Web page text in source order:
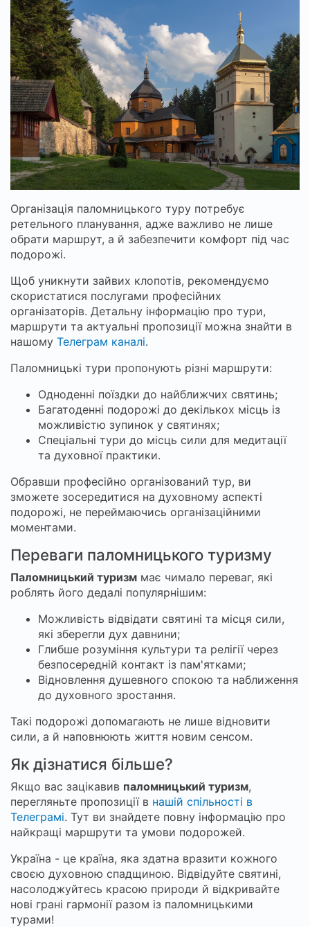
Організація паломницького туру потребує
ретельного планування, адже важливо не лише
обрати маршрут, а й забезпечити комфорт під час
подорожі.
Щоб уникнути зайвих клопотів, рекомендуємо
скористатися послугами професійних
організаторів. Детальну інформацію про тури,
маршрути та актуальні пропозиції можна знайти в
нашому Телеграм каналі.
Паломницькі тури пропонують різні маршрути:
Одноденні поїздки до найближчих святинь;
Багатоденні подорожі до декількох місць із
можливістю зупинок у святинях;
Спеціальні тури до місць сили для медитації
та духовної практики.
Обравши професійно організований тур, ви
зможете зосередитися на духовному аспекті
подорожі, не переймаючись організаційними
моментами.
Переваги паломницького туризму
Паломницький туризм має чимало переваг, які
роблять його дедалі популярнішим:
Можливість відвідати святині та місця сили,
які зберегли дух давнини;
Глибше розуміння культури та релігії через
безпосередній контакт із пам'ятками;
Відновлення душевного спокою та наближення
до духовного зростання.
Такі подорожі допомагають не лише відновити
сили, а й наповнюють життя новим сенсом.
Як дізнатися більше?
Якщо вас зацікавив паломницький туризм,
перегляньте пропозиції в нашій спільності в
Телеграмі. Тут ви знайдете повну інформацію про
найкращі маршрути та умови подорожей.
Україна - це країна, яка здатна вразити кожного
своєю духовною спадщиною. Відвідуйте святині,
насолоджуйтесь красою природи й відкривайте
нові грані гармонії разом із паломницькими
турами!